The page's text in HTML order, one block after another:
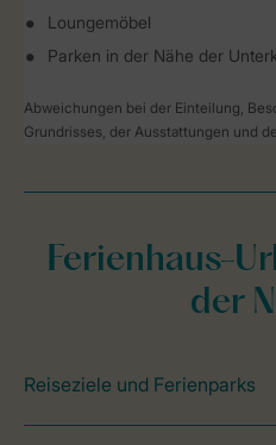
Loungemöbel
Parken in der Nähe der
Abweichungen bei der Einteilung,
Grundrisses, der Ausstattungen und
Ferienhaus-
der
Reiseziele und Ferienparks